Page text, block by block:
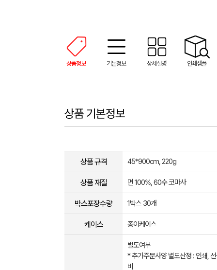
상품정보 기본정보 상세설명 인쇄샘플
상품 기본정보
상품 규격 45*900cm, 220g
상품 재질 면 100%, 60수 코마사
박스포장수량 1박스 30개
케이스 종이케이스
별도여부
* 추가주문사양 별도산정 : 인쇄,
비